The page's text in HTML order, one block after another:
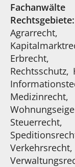
Rechtsgebiete:
Erbrecht,